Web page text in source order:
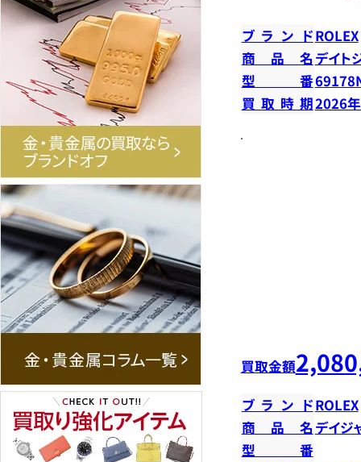
ブランドROLEX
商品名 デイト
型番
買取時期2026
買取金額
ブランドROLEX
商品名 デイジ
型番